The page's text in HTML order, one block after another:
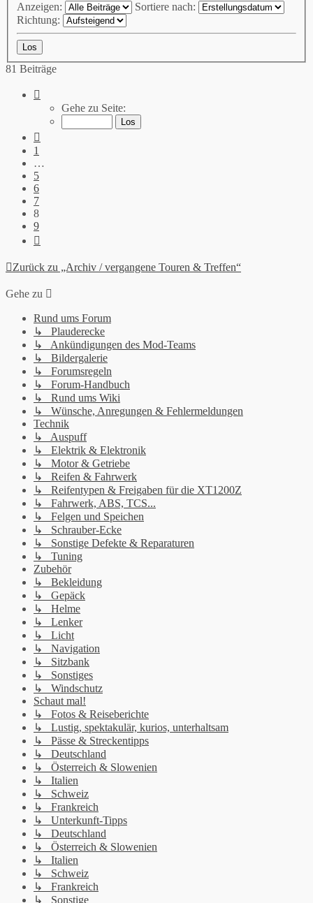
Anzeigen:
Sortiere nach:
Richtung:
81 Beiträge
von
Gehe zu Seite:
1
…
5
6
7
8
9
Zurück zu „Archiv / vergangene Touren & Treffen“
Gehe zu
Rund ums Forum
↳ Plauderecke
↳ Ankündigungen des Mod-Teams
↳ Bildergalerie
↳ Forumsregeln
↳ Forum-Handbuch
↳ Rund ums Wiki
↳ Wünsche, Anregungen & Fehlermeldungen
Technik
↳ Auspuff
↳ Elektrik & Elektronik
↳ Motor & Getriebe
↳ Reifen & Fahrwerk
↳ Reifentypen & Freigaben für die XT1200Z
↳ Fahrwerk, ABS, TCS...
↳ Felgen und Speichen
↳ Schrauber-Ecke
↳ Sonstige Defekte & Reparaturen
↳ Tuning
Zubehör
↳ Bekleidung
↳ Gepäck
↳ Helme
↳ Lenker
↳ Licht
↳ Navigation
↳ Sitzbank
↳ Sonstiges
↳ Windschutz
Schaut mal!
↳ Fotos & Reiseberichte
↳ Lustig, spektakulär, kurios, unterhaltsam
↳ Pässe & Streckentipps
↳ Deutschland
↳ Österreich & Slowenien
↳ Italien
↳ Schweiz
↳ Frankreich
↳ Unterkunft-Tipps
↳ Deutschland
↳ Österreich & Slowenien
↳ Italien
↳ Schweiz
↳ Frankreich
↳ Sonstige